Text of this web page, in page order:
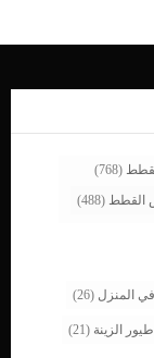
(768)
القطط (488)
في المنزل (26)
الزينة (21)